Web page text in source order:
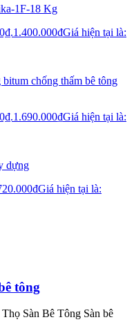
1F-18 Kg
1.400.000₫Giá hiện tại là:
chống thấm bê tông
1.690.000₫Giá hiện tại là:
dựng
₫Giá hiện tại là:
tông
Sàn Bê Tông Sàn bê